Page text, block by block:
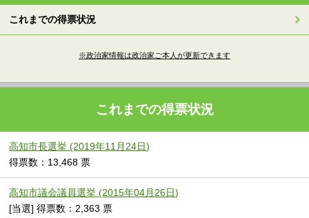
これまでの得票状況
※政治家情報は政治家ご本人が更新できます
これまでの得票状況
高知市長選挙 (2019年11月24日)
得票数：13,468 票
高知市議会議員選挙 (2015年04月26日)
[当選] 得票数：2,363 票